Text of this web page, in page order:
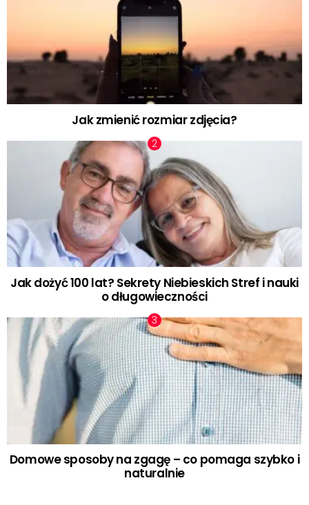
Jak zmienić rozmiar zdjęcia?
Jak dożyć 100 lat? Sekrety Niebieskich Stref i nauki
o długowieczności
Domowe sposoby na zgagę – co pomaga szybko i
naturalnie